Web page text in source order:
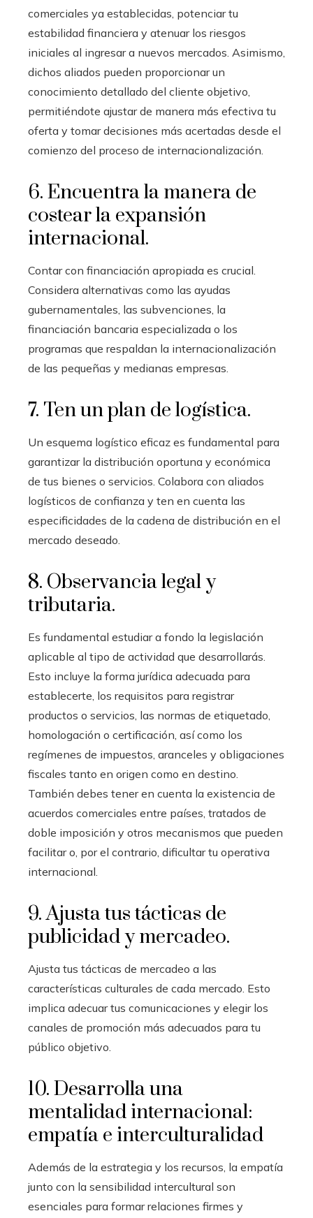
comerciales ya establecidas, potenciar tu
estabilidad financiera y atenuar los riesgos
iniciales al ingresar a nuevos mercados. Asimismo,
dichos aliados pueden proporcionar un
conocimiento detallado del cliente objetivo,
permitiéndote ajustar de manera más efectiva tu
oferta y tomar decisiones más acertadas desde el
comienzo del proceso de internacionalización.
6. Encuentra la manera de
costear la expansión
internacional.
Contar con financiación apropiada es crucial.
Considera alternativas como las ayudas
gubernamentales, las subvenciones, la
financiación bancaria especializada o los
programas que respaldan la internacionalización
de las pequeñas y medianas empresas.
7. Ten un plan de logística.
Un esquema logístico eficaz es fundamental para
garantizar la distribución oportuna y económica
de tus bienes o servicios. Colabora con aliados
logísticos de confianza y ten en cuenta las
especificidades de la cadena de distribución en el
mercado deseado.
8. Observancia legal y
tributaria.
Es fundamental estudiar a fondo la legislación
aplicable al tipo de actividad que desarrollarás.
Esto incluye la forma jurídica adecuada para
establecerte, los requisitos para registrar
productos o servicios, las normas de etiquetado,
homologación o certificación, así como los
regímenes de impuestos, aranceles y obligaciones
fiscales tanto en origen como en destino.
También debes tener en cuenta la existencia de
acuerdos comerciales entre países, tratados de
doble imposición y otros mecanismos que pueden
facilitar o, por el contrario, dificultar tu operativa
internacional.
9. Ajusta tus tácticas de
publicidad y mercadeo.
Ajusta tus tácticas de mercadeo a las
características culturales de cada mercado. Esto
implica adecuar tus comunicaciones y elegir los
canales de promoción más adecuados para tu
público objetivo.
10. Desarrolla una
mentalidad internacional:
empatía e interculturalidad
Además de la estrategia y los recursos, la empatía
junto con la sensibilidad intercultural son
esenciales para formar relaciones firmes y